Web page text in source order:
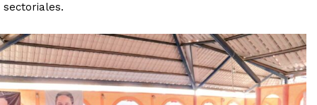
sectoriales.